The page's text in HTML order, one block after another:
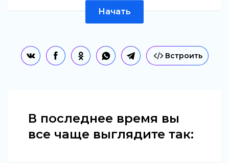
Начать
Встроить
В последнее время вы
все чаще выглядите так: